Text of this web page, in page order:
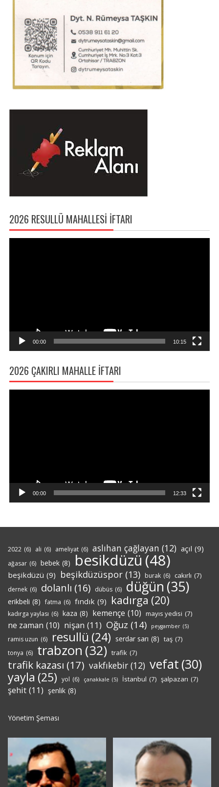
2026 RESULLÜ MAHALLESI İFTARI
00:00 10:15
2026 ÇAKIRLI MAHALLE İFTARI
00:00 12:33
2022 (6) ali (6) ameliyat (6) aslıhan çağlayan (12) açıl (9)
ağasar (6) bebek (8) besikdüzü (48)
beşikdüzü (9) beşikdüzüspor (13) burak (6) cakırlı (7)
dernek (6) dolanlı (16) dübüs (6) düğün (35)
erikbeli (8) fatma (6) fındık (9) kadırga (20)
kadırga yaylası (6) kaza (8) kemençe (10) mayıs yedisi (7)
ne zaman (10) nişan (11) Oğuz (14) peygamber (5)
ramis uzun (6) resullü (24) serdar sarı (8) taş (7)
tonya (6) trabzon (32) trafik (7)
trafik kazası (17) vakfıkebir (12) vefat (30)
yayla (25) yol (6) çanakkale (5) İstanbul (7) şalpazarı (7)
şehit (11) şenlik (8)
Yönetim Şeması